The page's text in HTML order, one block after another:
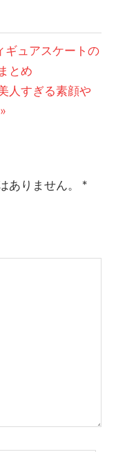
ギュアスケートの
とめ
人すぎる素顔や
ありません。
*